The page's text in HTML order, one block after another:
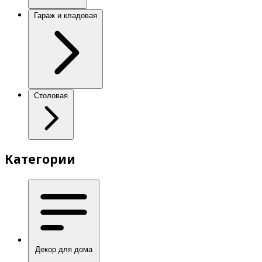
Гараж и кладовая
Столовая
Категории
Декор для дома